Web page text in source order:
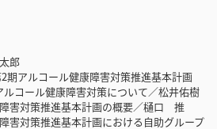
郎
アルコール健康障害対策推進基本計画
コール健康障害対策について／松井佑樹
害対策推進基本計画の概要／樋口 推
害対策推進基本計画における自助グループ